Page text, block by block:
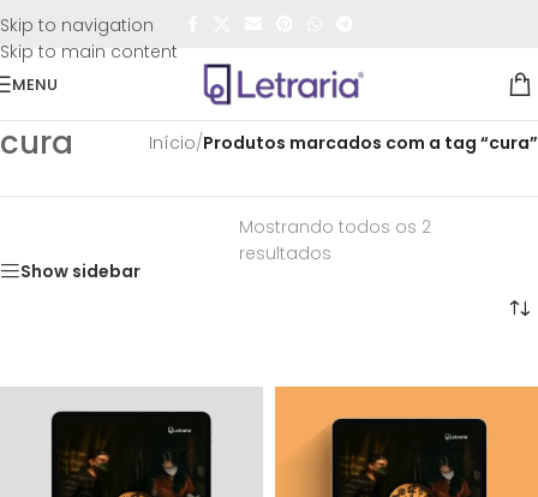
Skip to navigation
Skip to main content
FRETE GRÁTIS
MENU
cura Início/Produtos marcados com a tag “cura”
Show sidebar
Mostrando todos os 2
resultados